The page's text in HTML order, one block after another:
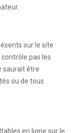
sur le site
pas les
saurait être
ou de tous
en ligne sur le